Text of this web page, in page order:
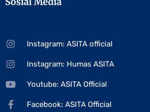
Instagram: ASITA official
Instagram: Humas ASITA
Youtube: ASITA Official
Facebook: ASITA Official